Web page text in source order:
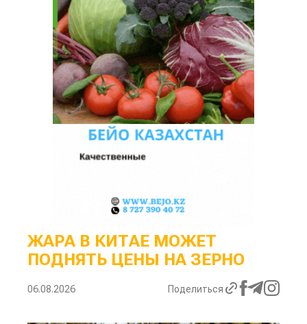
ЖАРА В КИТАЕ МОЖЕТ
ПОДНЯТЬ ЦЕНЫ НА ЗЕРНО
06.08.2026 Поделиться